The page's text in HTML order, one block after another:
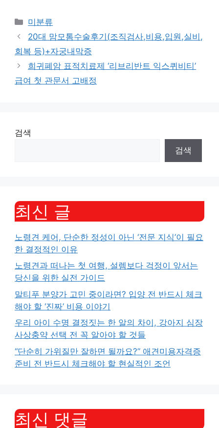
Categories
미분류
20대 맘모톰수술후기(조직검사,비용,입원,실비,
회복 등)+자궁내막증
희귀폐암 표적치료제 ‘리브리반트 익스퀴비티’
급여 첫 관문서 고배정
검색
검색
최신 글
노령견 케어, 단순한 정성이 아닌 ‘전문 지식’이 필요
한 결정적인 이유
노령견과 떠나는 첫 여행, 설렘보다 걱정이 앞서는
당신을 위한 실전 가이드
말티푸 분양가 고민 중이라면? 입양 전 반드시 체크
해야 할 ‘진짜’ 비용 이야기
우리 아이 수명 결정짓는 한 알의 차이, 강아지 심장
사상충약 선택 전 꼭 알아야 할 것들
“단순히 가위질만 잘하면 될까요?” 애견미용자격증
준비 전 반드시 체크해야 할 현실적인 조언
최신 댓글